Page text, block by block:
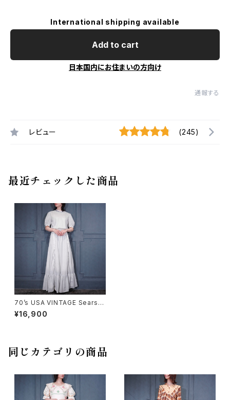
International shipping available
Add to cart
日本国内にお住まいの方向け
通報する
レビュー (245)
最近チェックした商品
70’s USA VINTAGE Sears S
TRIPE PATTERNED LACE D
ESIGN DRESS ONE PIECE/7
¥16,900
同じカテゴリの商品